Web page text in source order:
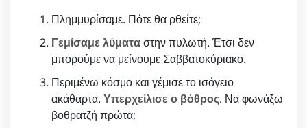
Πλημμυρίσαμε. Πότε θα ρθείτε;
Γεμίσαμε λύματαστην πυλωτή. Έτσι δεν
μπορούμε να μείνουμε Σαββατοκύριακο.
Περιμένω κόσμο και γέμισε το ισόγειο
ακάθαρτα. Υπερχείλισε ο βόθρος. Να φωνάξω
βοθρατζή πρώτα;